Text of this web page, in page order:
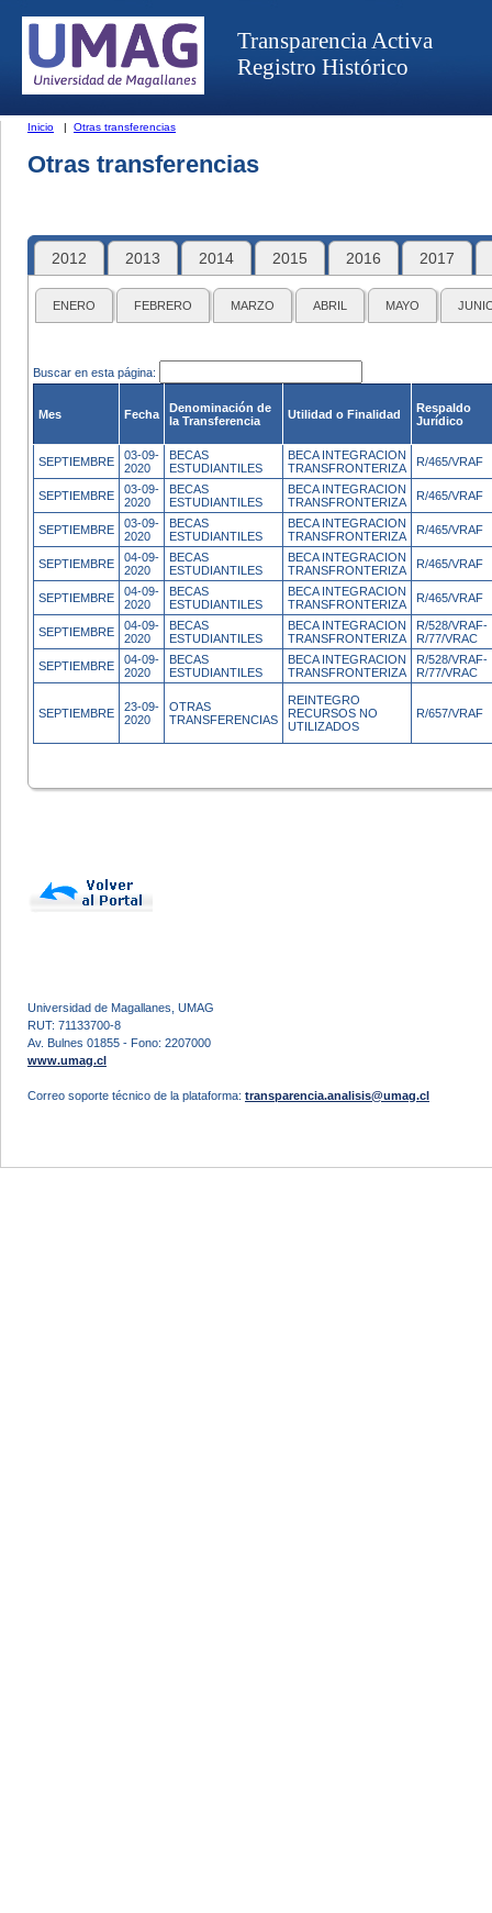
Transparencia Activa
Registro Histórico
Inicio | Otras transferencias
Otras transferencias
2012 2013 2014 2015 2016 2017
ENERO FEBRERO MARZO ABRIL MAYO
Buscar en esta página:
Mes Fecha
Denominación de
la Transferencia
Utilidad o Finalidad
Respaldo
Jurídico
SEPTIEMBRE
03-09-
2020
BECAS
ESTUDIANTILES
BECA INTEGRACION
TRANSFRONTERIZA
R/465/VRAF
SEPTIEMBRE
03-09-
2020
BECAS
ESTUDIANTILES
BECA INTEGRACION
TRANSFRONTERIZA
R/465/VRAF
SEPTIEMBRE
03-09-
2020
BECAS
ESTUDIANTILES
BECA INTEGRACION
TRANSFRONTERIZA
R/465/VRAF
SEPTIEMBRE
04-09-
2020
BECAS
ESTUDIANTILES
BECA INTEGRACION
TRANSFRONTERIZA
R/465/VRAF
SEPTIEMBRE
04-09-
2020
BECAS
ESTUDIANTILES
BECA INTEGRACION
TRANSFRONTERIZA
R/465/VRAF
SEPTIEMBRE
04-09-
2020
BECAS
ESTUDIANTILES
BECA INTEGRACION
TRANSFRONTERIZA
R/528/VRAF-
R/77/VRAC
SEPTIEMBRE
04-09-
2020
BECAS
ESTUDIANTILES
BECA INTEGRACION
TRANSFRONTERIZA
R/528/VRAF-
R/77/VRAC
SEPTIEMBRE
23-09-
2020
OTRAS
TRANSFERENCIAS
REINTEGRO
RECURSOS NO
UTILIZADOS
R/657/VRAF
Universidad de Magallanes, UMAG
RUT: 71133700-8
Av. Bulnes 01855 - Fono: 2207000
www.umag.cl
Correo soporte técnico de la plataforma: transparencia.analisis@umag.cl